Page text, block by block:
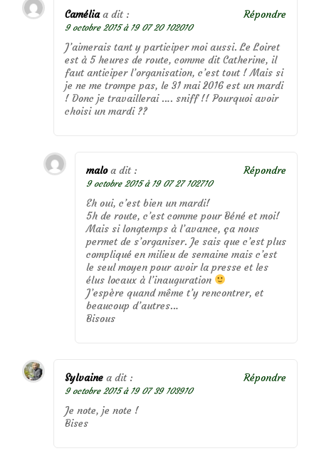
Camélia a dit :
9 octobre 2015 à 19 07 20 102010
J’aimerais tant y participer moi aussi. Le Loiret
est à 5 heures de route, comme dit Catherine, il
faut anticiper l’organisation, c’est tout ! Mais si
je ne me trompe pas, le 31 mai 2016 est un mardi
! Donc je travaillerai …. sniff !! Pourquoi avoir
choisi un mardi ??
Répondre
malo a dit :
9 octobre 2015 à 19 07 27 102710
Eh oui, c’est bien un mardi!
5h de route, c’est comme pour Béné et moi!
Mais si longtemps à l’avance, ça nous
permet de s’organiser. Je sais que c’est plus
compliqué en milieu de semaine mais c’est
le seul moyen pour avoir la presse et les
élus locaux à l’inauguration
J’espère quand même t’y rencontrer, et
beaucoup d’autres…
Bisous
Répondre
Sylvaine a dit :
9 octobre 2015 à 19 07 39 103910
Je note, je note !
Bises
Répondre